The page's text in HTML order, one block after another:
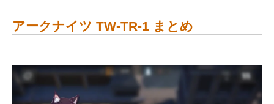
アークナイツ TW-TR-1 まとめ